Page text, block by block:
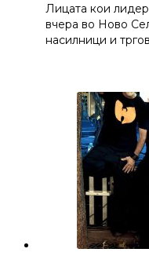
Лицата кои
вчера во Ново
насилници и